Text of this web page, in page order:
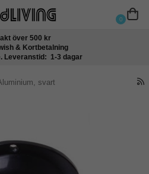
0
över 500 kr
& Kortbetalning
Leveranstid: 1-3 dagar
svart